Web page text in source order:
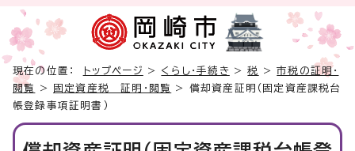
現在の位置： トップページ > くらし・手続き >税 >市税の証明・
閲覧
> 固定資産税 証明・閲覧
> 償却資産証明（固定資産課税台
帳登録事項証明書）